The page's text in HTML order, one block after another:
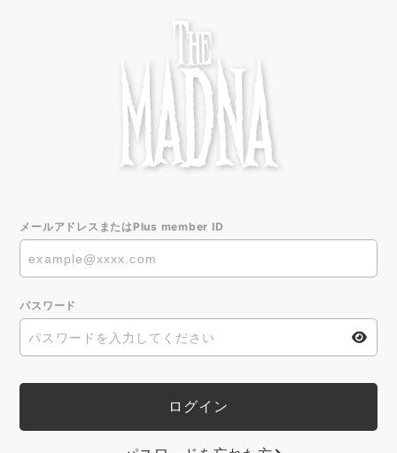
メールアドレスまたはPlus member ID
パスワード